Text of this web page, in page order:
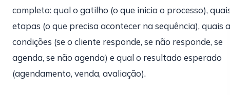
completo: qual o gatilho (o que inicia o processo),
etapas (o que precisa acontecer na sequência), quais
condições (se o cliente responde, se não responde, se
agenda, se não agenda) e qual o resultado esperado
(agendamento, venda, avaliação).